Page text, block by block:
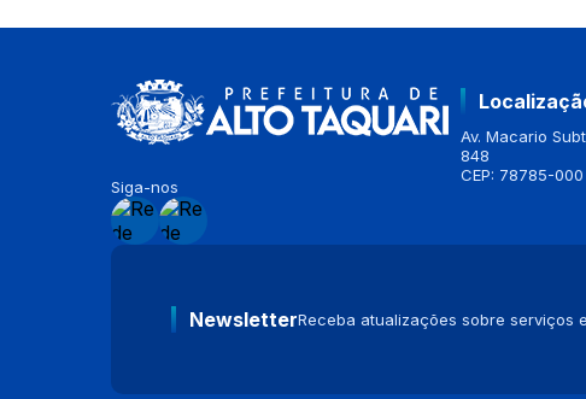
Siga-nos
Av. Macario
848
CEP: 78785-000
NewsletterReceba atualizações sobre serviços